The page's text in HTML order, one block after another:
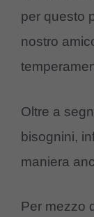
per questo
nostro
Oltre a
bisognini,
maniera
Per mezzo